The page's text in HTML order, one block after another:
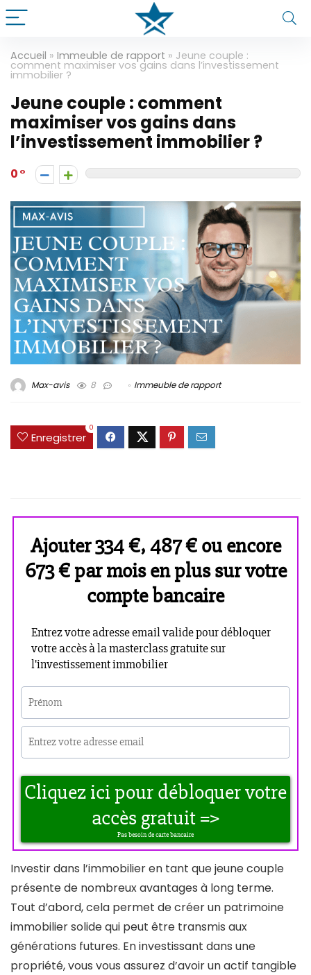
Accueil » Immeuble de rapport » Jeune couple :
comment maximiser vos gains dans l’investissement
immobilier ?
Jeune couple : comment
maximiser vos gains dans
l’investissement immobilier ?
0
Max-avis 8 Immeuble de rapport
Enregistrer
0
Investir dans l’immobilier en tant que jeune couple
présente de nombreux avantages à long terme.
Tout d’abord, cela permet de créer un patrimoine
immobilier solide qui peut être transmis aux
générations futures. En investissant dans une
propriété, vous vous assurez d’avoir un actif tangible